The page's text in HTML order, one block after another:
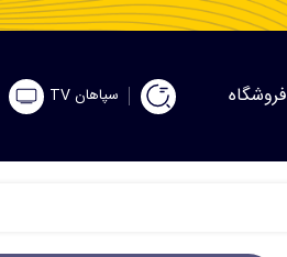
فروشگاه سپاهان TV